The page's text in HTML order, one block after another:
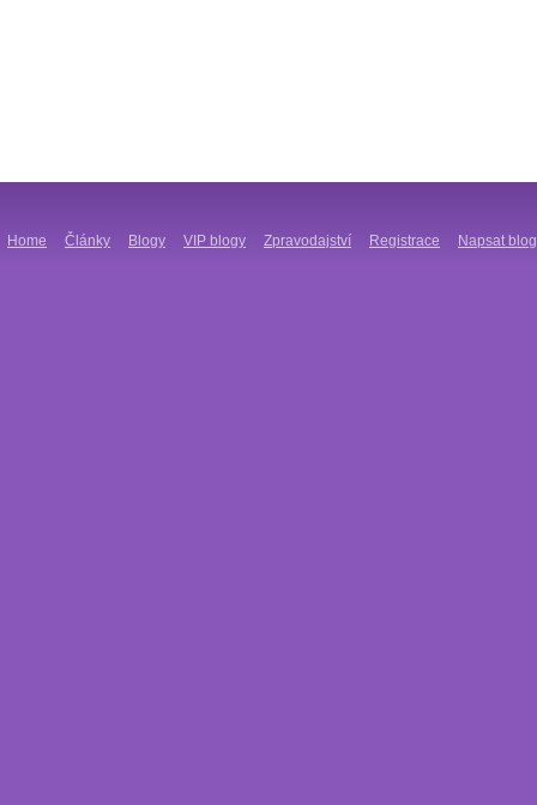
Home Články Blogy VIP blogy Zpravodajství Registrace Napsat blog